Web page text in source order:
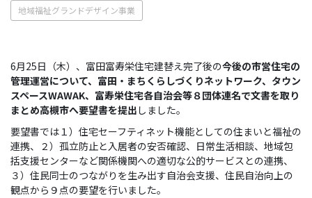
地域福祉グランドデザイン事業
6月25日（木）、富田富寿栄住宅建替え完了後の今後の市営住宅の
管理運営について、富田・まちくらしづくりネットワーク、タウン
スペースWAWAK、富寿栄住宅各自治会等８団体連名で文書を取り
まとめ高槻市へ要望書を提出 しました。
要望書では１）住宅セーフティネット機能としての住まいと福祉の
連携、２）孤立防止と入居者の安否確認、日常生活相談、地域包
括支援センターなど関係機関への適切な公的サービスとの連携、
３）住民同士のつながりを生み出す自治会支援、住民自治向上の
観点から９点の要望を行いました。